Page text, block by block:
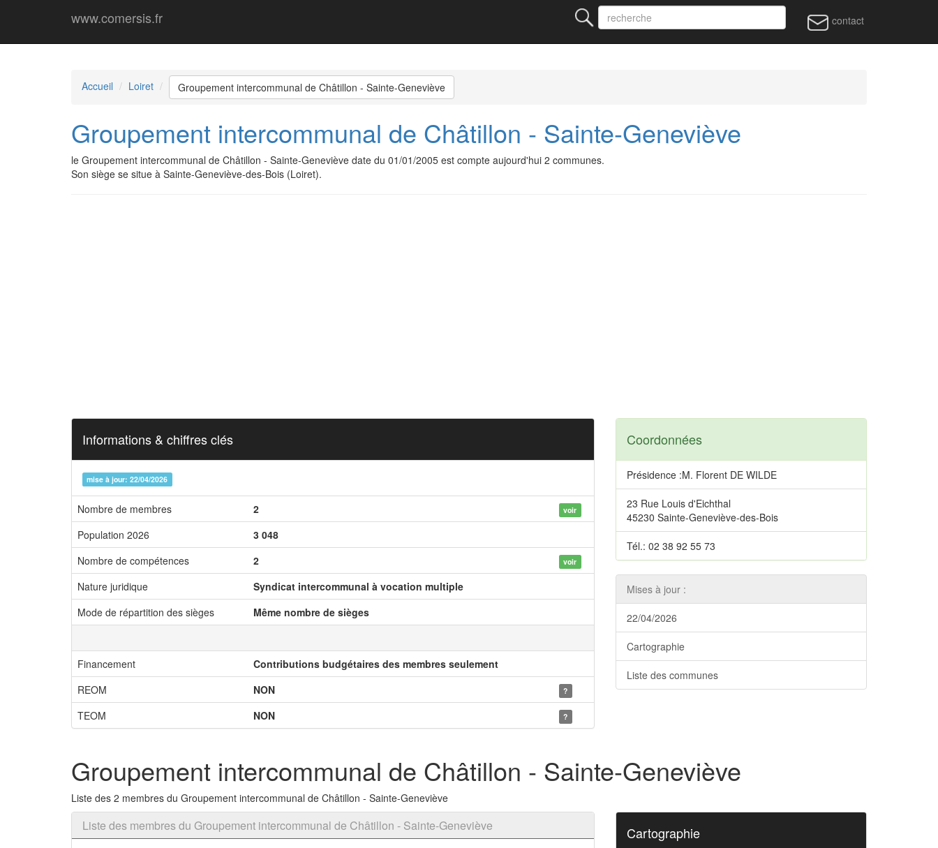
www.comersis.fr contact
Accueil Loiret Groupement intercommunal de Châtillon - Sainte-Geneviève
Groupement intercommunal de Châtillon - Sainte-Geneviève
le Groupement intercommunal de Châtillon - Sainte-Geneviève date du 01/01/2005 est compte aujourd'hui 2 communes.
Son siège se situe à Sainte-Geneviève-des-Bois (Loiret).
Informations & chiffres clés
mise à jour: 22/04/2026
Nombre de membres 2 voir
Population 2026
3 048
Nombre de compétences
2 voir
Nature juridique
Syndicat intercommunal à vocation multiple
Mode de répartition des sièges
Même nombre de sièges
Financement
Contributions budgétaires des membres seulement
REOM
NON ?
TEOM NON ?
Coordonnées
Présidence :M. Florent DE WILDE
23 Rue Louis d'Eichthal
45230 Sainte-Geneviève-des-Bois
Tél.: 02 38 92 55 73
Mises à jour :
22/04/2026
Cartographie
Liste des communes
Groupement intercommunal de Châtillon - Sainte-Geneviève
Liste des 2 membres du Groupement intercommunal de Châtillon - Sainte-Geneviève
Liste des membres du Groupement intercommunal de Châtillon - Sainte-Geneviève Cartographie